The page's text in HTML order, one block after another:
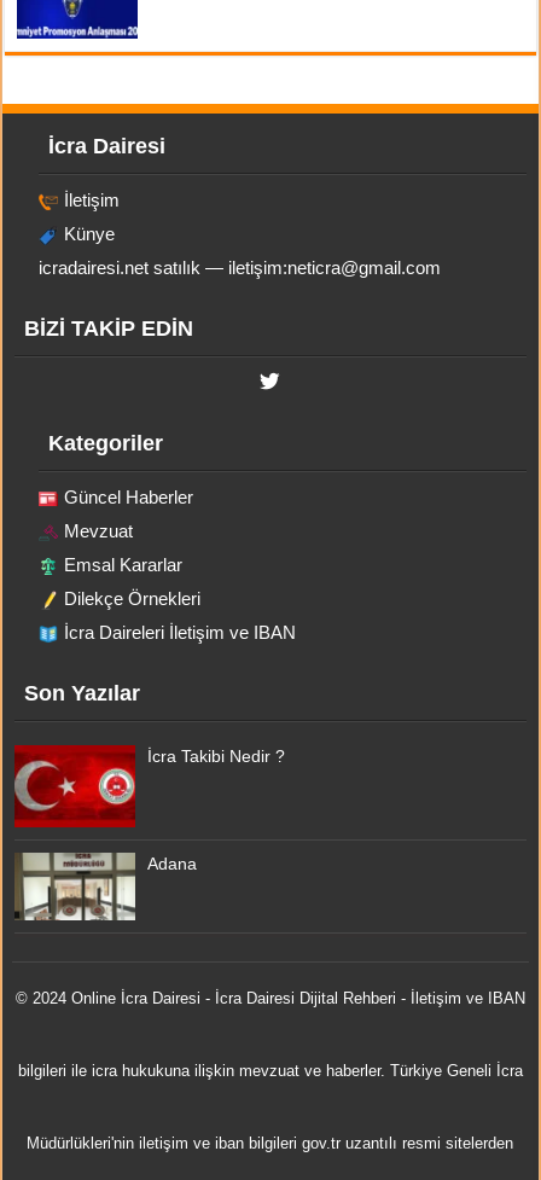
İcra Dairesi
İletişim
Künye
icradairesi.net satılık — iletişim:neticra@gmail.com
BİZİ TAKİP EDİN
Kategoriler
Güncel Haberler
Mevzuat
Emsal Kararlar
Dilekçe Örnekleri
İcra Daireleri İletişim ve IBAN
Son Yazılar
İcra Takibi Nedir ?
Adana
© 2024 Online İcra Dairesi - İcra Dairesi Dijital Rehberi - İletişim ve IBAN
bilgileri ile icra hukukuna ilişkin mevzuat ve haberler. Türkiye Geneli İcra
Müdürlükleri'nin iletişim ve iban bilgileri gov.tr uzantılı resmi sitelerden